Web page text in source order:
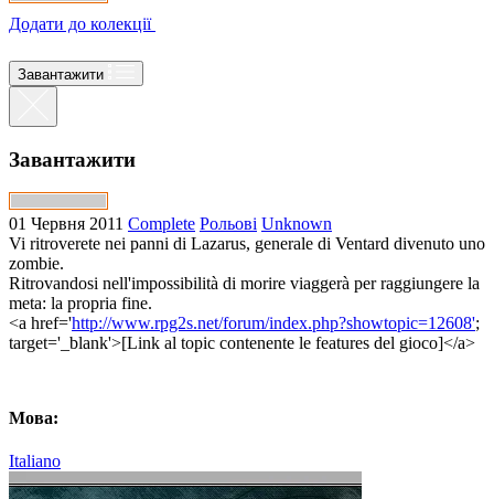
Додати до колекції
Завантажити
Завантажити
01 Червня 2011 Complete Рольові Unknown
Vi ritroverete nei panni di Lazarus, generale di Ventard divenuto uno
zombie.
Ritrovandosi nell'impossibilità di morire viaggerà per raggiungere la
meta: la propria fine.
<a href='http://www.rpg2s.net/forum/index.php?showtopic=12608';
target='_blank'>[Link al topic contenente le features del gioco]</a>
Мова:
Italiano